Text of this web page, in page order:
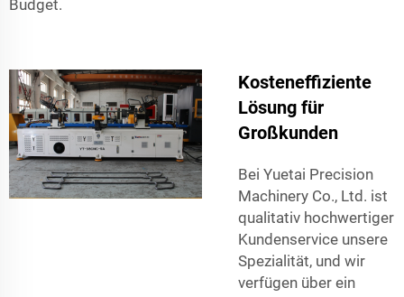
Budget.
Kosteneffiziente
Lösung für
Großkunden
Bei Yuetai Precision
Machinery Co., Ltd. ist
qualitativ hochwertiger
Kundenservice unsere
Spezialität, und wir
verfügen über ein